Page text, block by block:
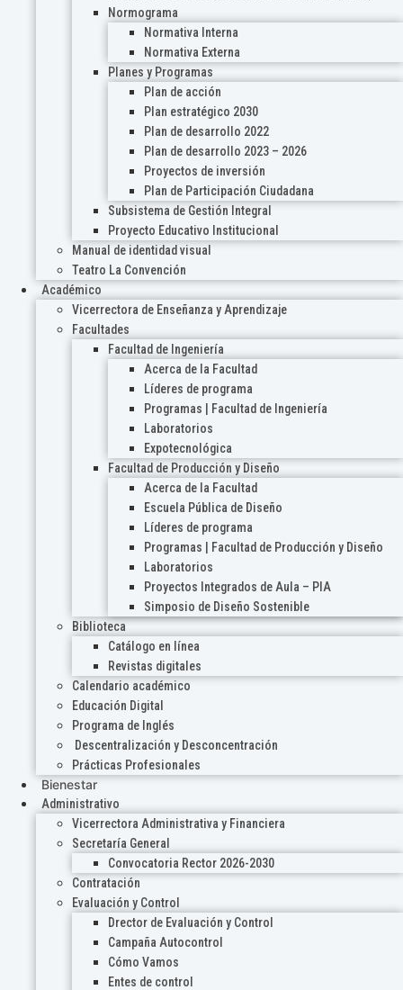
Normograma
Normativa Interna
Normativa Externa
Planes y Programas
Plan de acción
Plan estratégico 2030
Plan de desarrollo 2022
Plan de desarrollo 2023 – 2026
Proyectos de inversión
Plan de Participación Ciudadana
Subsistema de Gestión Integral
Proyecto Educativo Institucional
Manual de identidad visual
Teatro La Convención
Académico
Vicerrectora de Enseñanza y Aprendizaje
Facultades
Facultad de Ingeniería
Acerca de la Facultad
Líderes de programa
Programas | Facultad de Ingeniería
Laboratorios
Expotecnológica
Facultad de Producción y Diseño
Acerca de la Facultad
Escuela Pública de Diseño
Líderes de programa
Programas | Facultad de Producción y Diseño
Laboratorios
Proyectos Integrados de Aula – PIA
Simposio de Diseño Sostenible
Biblioteca
Catálogo en línea
Revistas digitales
Calendario académico
Educación Digital
Programa de Inglés
Descentralización y Desconcentración
Prácticas Profesionales
Bienestar
Administrativo
Vicerrectora Administrativa y Financiera
Secretaría General
Convocatoria Rector 2026-2030
Contratación
Evaluación y Control
Drector de Evaluación y Control
Campaña Autocontrol
Cómo Vamos
Entes de control